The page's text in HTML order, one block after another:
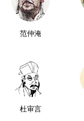
范仲淹
杜审言